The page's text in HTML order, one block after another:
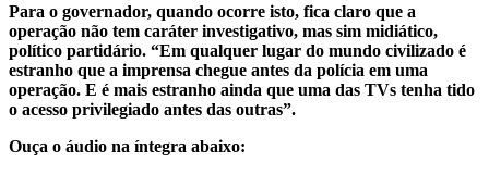
Para o governador, quando ocorre isto, fica claro que a
operação não tem caráter investigativo, mas sim midiático,
político partidário. “Em qualquer lugar do mundo civilizado é
estranho que a imprensa chegue antes da polícia em uma
operação. E é mais estranho ainda que uma das TVs tenha tido
o acesso privilegiado antes das outras”.
Ouça o áudio na íntegra abaixo: